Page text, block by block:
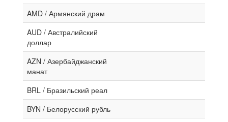
AMD / Армянский драм
AUD / Австралийский
доллар
AZN / Азербайджанский
манат
BRL / Бразильский реал
BYN / Белорусский рубль